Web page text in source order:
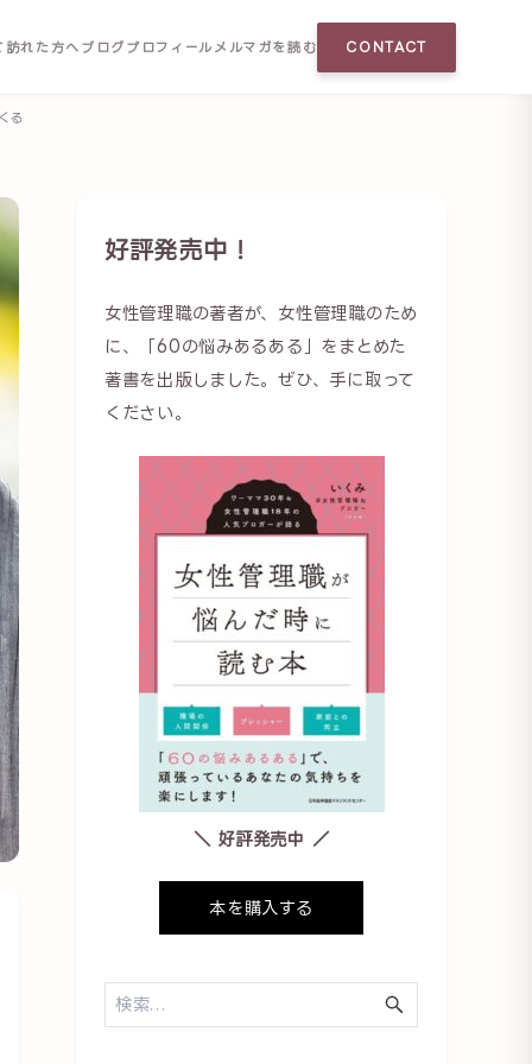
訪れた方へ ブログ プロフィール メルマガを読む CONTACT
る
好評発売中！
女性管理職の著者が、女性管理職のため
に、「60の悩みあるある」をまとめた
著書を出版しました。ぜひ、手に取って
ください。
＼ 好評発売中 ／
本を購入する